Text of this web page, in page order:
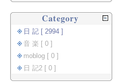
Category
日 記 [ 2994 ]
音 楽 [ 0 ]
moblog [ 0 ]
日 記2 [ 0 ]